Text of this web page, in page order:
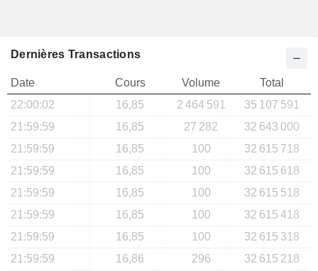
Dernières Transactions
Date Cours Volume
Total
22:00:02
16,85 2 464 591
35 107 591
21:59:59
16,85 27 282
32 643 000
21:59:59
16,85 100
32 615 718
21:59:59
16,85 100
32 615 618
21:59:59
16,85 100
32 615 518
21:59:59
16,85 100
32 615 418
21:59:59
16,85 100
32 615 318
21:59:59
16,86 296
32 615 218